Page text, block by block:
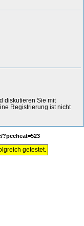
diskutieren Sie mit
Registrierung ist nicht
?pccheat=523
getestet.